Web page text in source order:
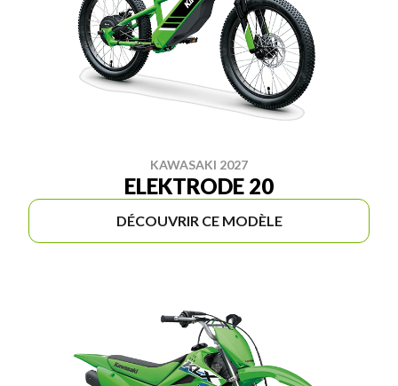
KAWASAKI 2027
ELEKTRODE 20
DÉCOUVRIR CE MODÈLE